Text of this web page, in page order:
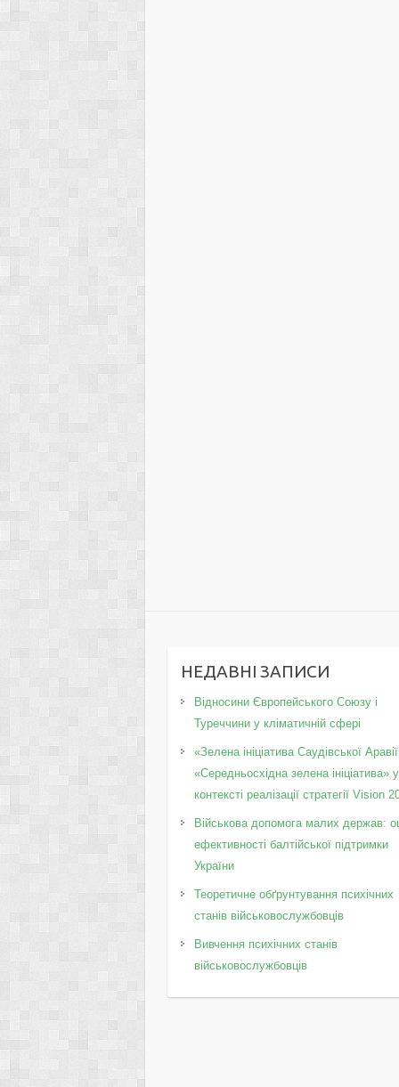
НЕДАВНІ ЗАПИСИ
Відносини Європейського Союзу і
Туреччини у кліматичній сфері
«Зелена ініціатива Саудівської
«Середньосхідна зелена ініціатива» у
контексті реалізації стратегії Vision
Військова допомога малих держав:
ефективності балтійської підтримки
України
Теоретичне обґрунтування психічних
станів військовослужбовців
Вивчення психічних станів
військовослужбовців